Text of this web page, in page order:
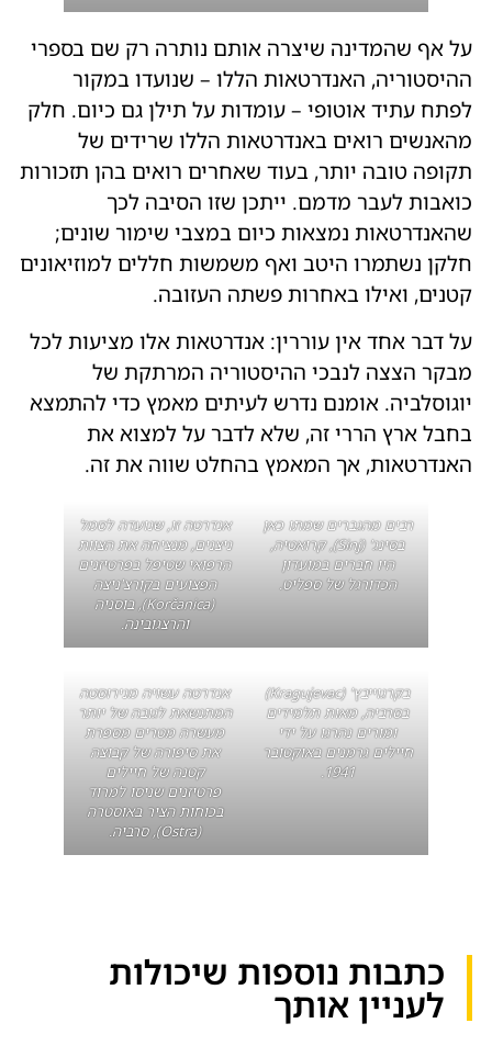
על אף שהמדינה שיצרה אותם נותרה רק שם בספרי
ההיסטוריה, האנדרטאות הללו – שנועדו במקור
לפתח עתיד אוטופי – עומדות על תילן גם כיום. חלק
מהאנשים רואים באנדרטאות הללו שרידים של
תקופה טובה יותר, בעוד שאחרים רואים בהן תזכורות
כואבות לעבר מדמם. ייתכן שזו הסיבה לכך
שהאנדרטאות נמצאות כיום במצבי שימור שונים;
חלקן נשתמרו היטב ואף משמשות חללים למוזיאונים
קטנים, ואילו באחרות פשתה העזובה.
על דבר אחד אין עוררין: אנדרטאות אלו מציעות לכל
מבקר הצצה לנבכי ההיסטוריה המרתקת של
יוגוסלביה. אומנם נדרש לעיתים מאמץ כדי להתמצא
בחבל ארץ הררי זה, שלא לדבר על למצוא את
האנדרטאות, אך המאמץ בהחלט שווה את זה.
רבים מהגברים שמתו כאן
בסינג' (Sinj), קרואטיה,
היו חברים במועדון
הכדורגל של ספליט.
אנדרטה זו, שנועדה לסמל
ניצנים, מנציחה את הצוות
הרפואי שטיפל בפרטיזנים
הפצועים בקורצ'ניצה
(Korčanica), בוסניה
והרצגובינה.
בקרגוייבץ' (Kragujevac)
בסרביה, מאות תלמידים
ומורים נהרגו על ידי
חיילים גרמנים באוקטובר
1941.
אנדרטה עשויה מנירוסטה
המתנשאת לגובה של יותר
מעשרה מטרים מספרת
את סיפורה של קבוצה
קטנה של חיילים
פרטיזנים שניסו למרוד
בכוחות הציר באוסטרה
(Ostra), סרביה.
כתבות נוספות שיכולות
לעניין אותך​